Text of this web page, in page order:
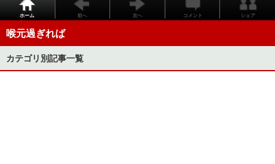
ホーム 前へ 次へ コメント シェア
喉元過ぎれば
カテゴリ別記事一覧